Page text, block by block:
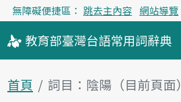
無障礙便捷區： 跳去主內容 網站導覽
教育部臺灣台語常用詞辭典
首頁 詞目：陰陽（目前頁面）